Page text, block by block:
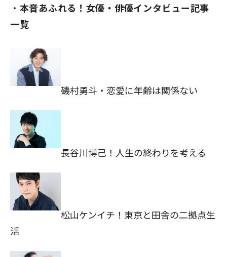
本音あふれる！女優・俳優インタビュー記事
一覧
磯村勇斗・恋愛に年齢は関係ない
長谷川博己！人生の終わりを考える
松山ケンイチ！東京と田舎の二拠点生
活